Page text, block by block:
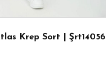
Krep Sort | Şrt14056